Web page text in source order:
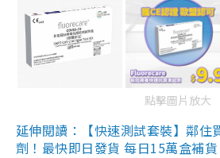
點擊圖片放大
延伸閱讀：【快速測試套裝】鄰住
劑！最快即日發貨 每日15萬盒補貨